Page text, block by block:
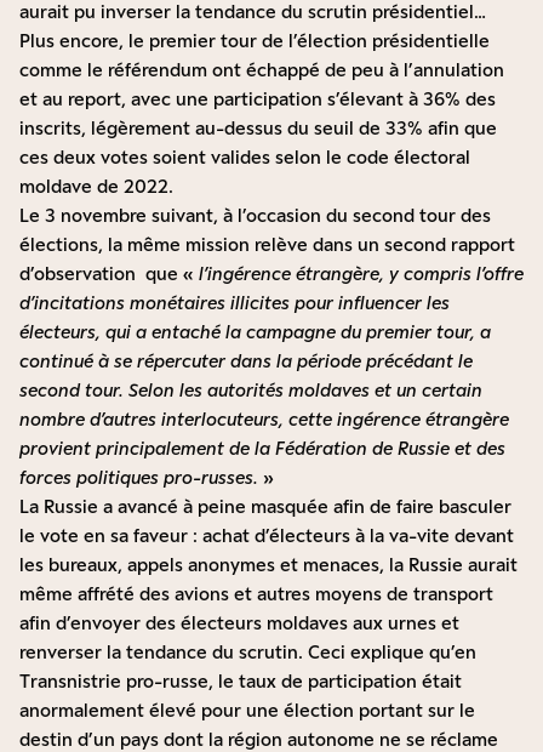
aurait pu inverser la tendance du scrutin présidentiel…
Plus encore, le premier tour de l’élection présidentielle
comme le référendum ont échappé de peu à l’annulation
et au report, avec une participation s’élevant à 36% des
inscrits, légèrement au-dessus du seuil de 33% afin que
ces deux votes soient valides selon le code électoral
moldave de 2022.
Le 3 novembre suivant, à l’occasion du second tour des
élections, la même mission relève dans un second rapport
d’observation que « l’ingérence étrangère, y compris l’offre
d’incitations monétaires illicites pour influencer les
électeurs, qui a entaché la campagne du premier tour, a
continué à se répercuter dans la période précédant le
second tour. Selon les autorités moldaves et un certain
nombre d’autres interlocuteurs, cette ingérence étrangère
provient principalement de la Fédération de Russie et des
forces politiques pro-russes. »
La Russie a avancé à peine masquée afin de faire basculer
le vote en sa faveur : achat d’électeurs à la va-vite devant
les bureaux, appels anonymes et menaces, la Russie aurait
même affrété des avions et autres moyens de transport
afin d’envoyer des électeurs moldaves aux urnes et
renverser la tendance du scrutin. Ceci explique qu’en
Transnistrie pro-russe, le taux de participation était
anormalement élevé pour une élection portant sur le
destin d’un pays dont la région autonome ne se réclame